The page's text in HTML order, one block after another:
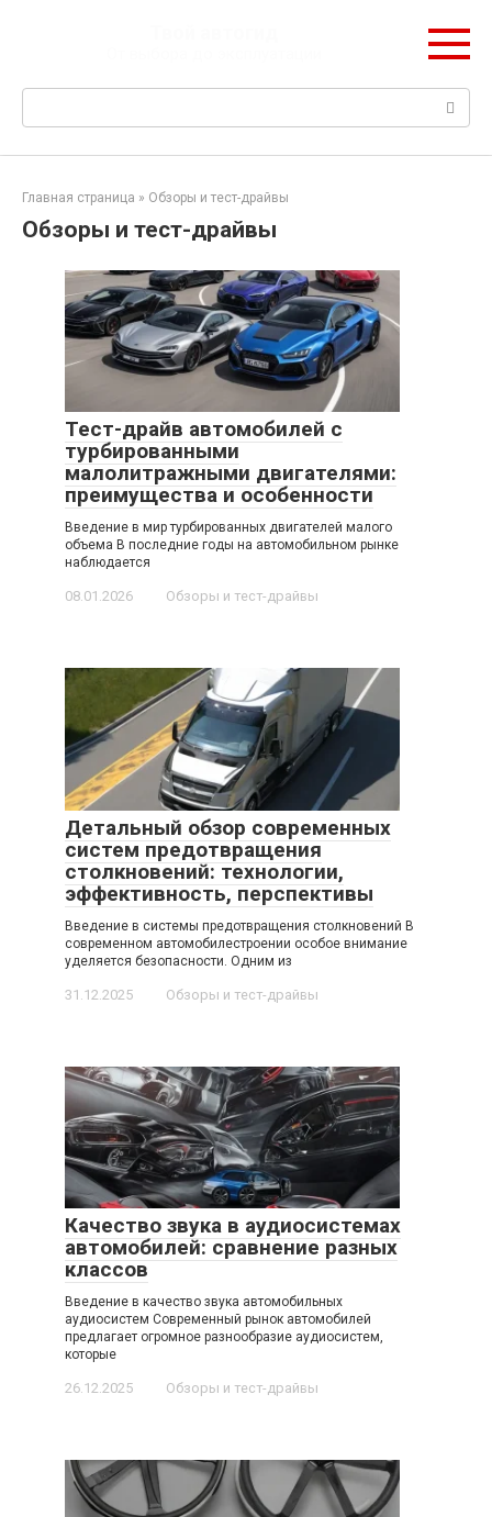
Поиск:
Главная страница » Обзоры и тест-драйвы
Обзоры и тест-драйвы
Тест-драйв автомобилей с
турбированными
малолитражными двигателями:
преимущества и особенности
Введение в мир турбированных двигателей малого
объема В последние годы на автомобильном рынке
наблюдается
08.01.2026 Обзоры и тест-драйвы
Детальный обзор современных
систем предотвращения
столкновений: технологии,
эффективность, перспективы
Введение в системы предотвращения столкновений В
современном автомобилестроении особое внимание
уделяется безопасности. Одним из
31.12.2025 Обзоры и тест-драйвы
Качество звука в аудиосистемах
автомобилей: сравнение разных
классов
Введение в качество звука автомобильных
аудиосистем Современный рынок автомобилей
предлагает огромное разнообразие аудиосистем,
которые
26.12.2025 Обзоры и тест-драйвы